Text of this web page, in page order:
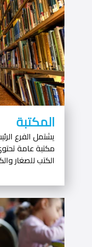
المكتبة
يشتمل الفرع
مكتبة عامة
الكتب للصغار